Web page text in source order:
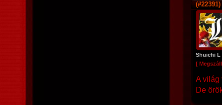
(#22391)
Shuichi L
[
A világ
De